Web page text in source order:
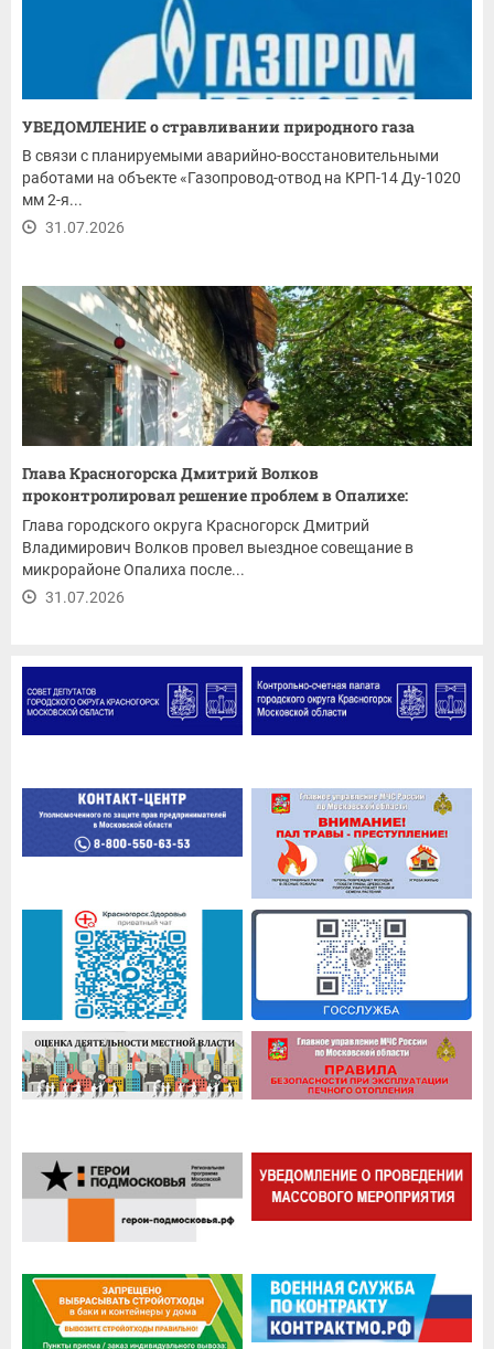
УВЕДОМЛЕНИЕ о стравливании природного газа
В связи с планируемыми аварийно-восстановительными
работами на объекте «Газопровод-отвод на КРП-14 Ду-1020
мм 2-я...
31.07.2026
Глава Красногорска Дмитрий Волков
проконтролировал решение проблем в Опалихе:
ремонт...
Глава городского округа Красногорск Дмитрий
Владимирович Волков провел выездное совещание в
микрорайоне Опалиха после...
31.07.2026